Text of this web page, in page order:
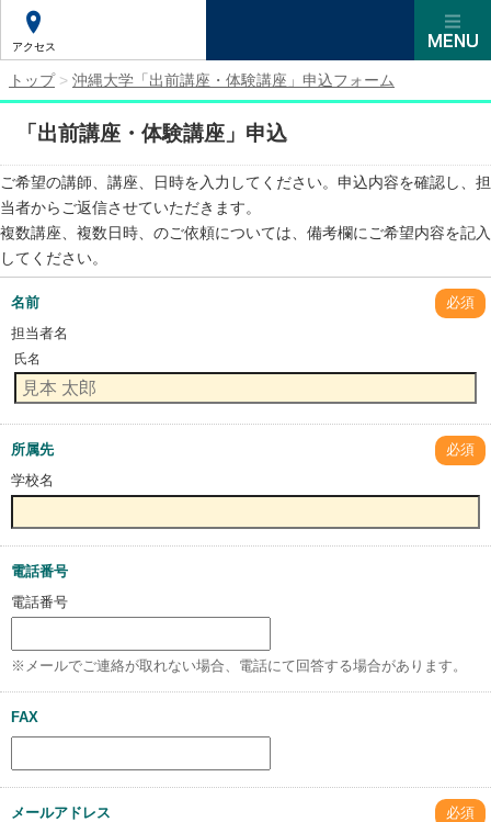
アクセス
トップ > 沖縄大学「出前講座・体験講座」申込フォーム
「出前講座・体験講座」申込
ご希望の講師、講座、日時を入力してください。申込内容を確認し、担
当者からご返信させていただきます。
複数講座、複数日時、のご依頼については、備考欄にご希望内容を記入
してください。
名前
必須
担当者名
氏名
所属先
必須
学校名
電話番号
電話番号
※メールでご連絡が取れない場合、電話にて回答する場合があります。
FAX
メールアドレス
必須